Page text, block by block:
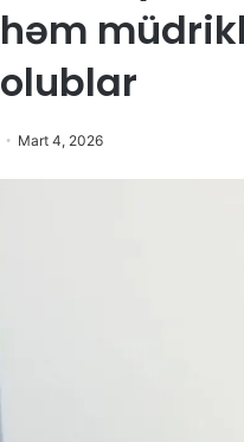
həm
olublar
Mart 4, 2026